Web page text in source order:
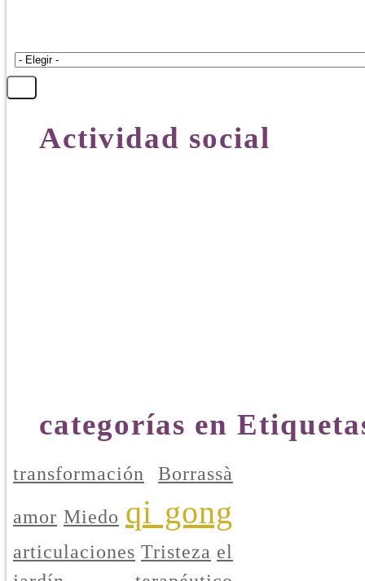
Actividad social
categorías en
transformación Borrassà
amor Miedo qi gong
articulaciones Tristeza el